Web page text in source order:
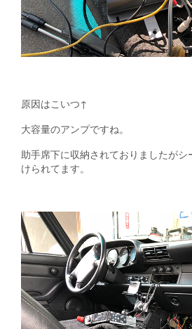
原因はこいつ↑
大容量のアンプですね。
助手席下に収納されておりましたが
けられてます。